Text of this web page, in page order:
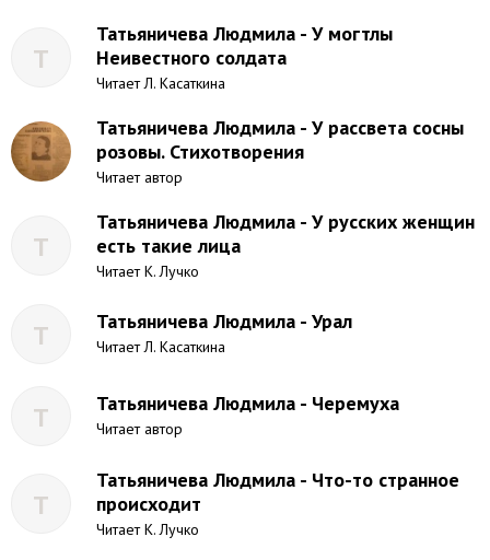
Т
Татьяничева Людмила - У могтлы
Неивестного солдата
Читает Л. Касаткина
Татьяничева Людмила - У рассвета сосны
розовы. Стихотворения
Читает автор
Т
Татьяничева Людмила - У русских женщин
есть такие лица
Читает К. Лучко
Т Татьяничева Людмила - Урал
Читает Л. Касаткина
Т Татьяничева Людмила - Черемуха
Читает автор
Т
Татьяничева Людмила - Что-то странное
происходит
Читает К. Лучко